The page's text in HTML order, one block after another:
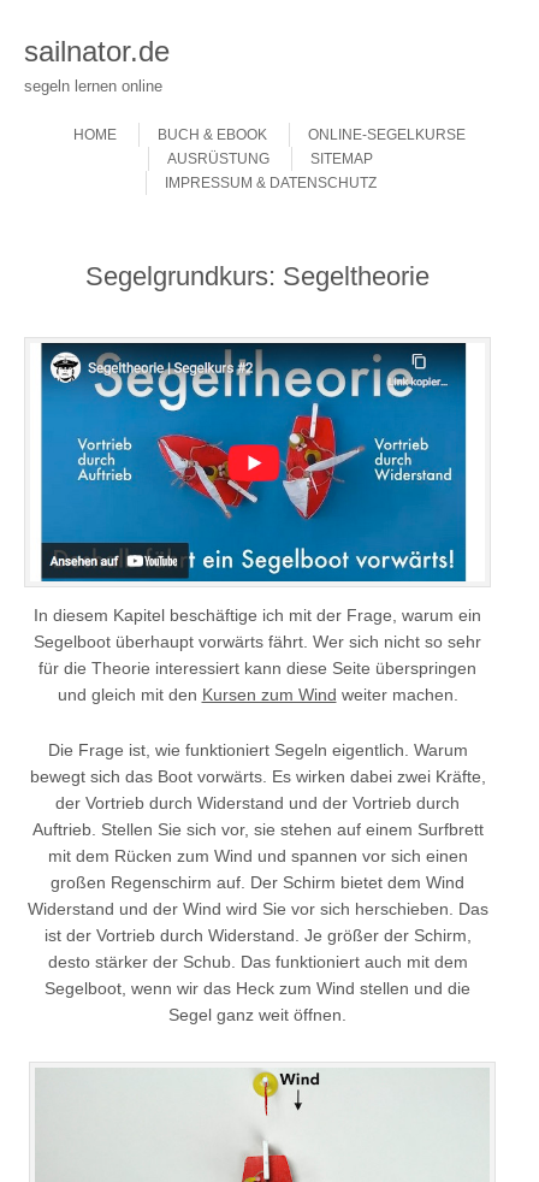
sailnator.de
segeln lernen online
MenuHOME
BUCH & EBOOK
ONLINE-SEGELKURSE
AUSRÜSTUNG
SITEMAP
IMPRESSUM & DATENSCHUTZ
Segelgrundkurs: Segeltheorie
In diesem Kapitel beschäftige ich mit der Frage, warum ein
Segelboot überhaupt vorwärts fährt. Wer sich nicht so sehr
für die Theorie interessiert kann diese Seite überspringen
und gleich mit den Kursen zum Wind weiter machen.
Die Frage ist, wie funktioniert Segeln eigentlich. Warum
bewegt sich das Boot vorwärts. Es wirken dabei zwei Kräfte,
der Vortrieb durch Widerstand und der Vortrieb durch
Auftrieb. Stellen Sie sich vor, sie stehen auf einem Surfbrett
mit dem Rücken zum Wind und spannen vor sich einen
großen Regenschirm auf. Der Schirm bietet dem Wind
Widerstand und der Wind wird Sie vor sich herschieben. Das
ist der Vortrieb durch Widerstand. Je größer der Schirm,
desto stärker der Schub. Das funktioniert auch mit dem
Segelboot, wenn wir das Heck zum Wind stellen und die
Segel ganz weit öffnen.